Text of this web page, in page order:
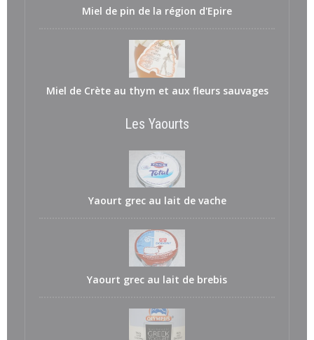
Miel de pin de la région d'Epire
Miel de Crète au thym et aux fleurs sauvages
Les Yaourts
Yaourt grec au lait de vache
Yaourt grec au lait de brebis